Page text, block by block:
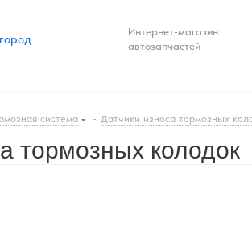
Интернет-магазин
автозапчастей
система - Датчики износа тормозных
тормозных колодок